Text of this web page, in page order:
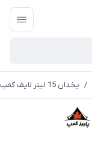
/ یخدان 15 لیتر لایف کمپ